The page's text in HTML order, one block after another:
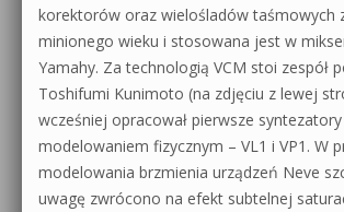
korektorów oraz wielośladów taśmowych
minionego wieku i stosowana jest w
Yamahy. Za technologią VCM stoi zespół
Toshifumi Kunimoto (na zdjęciu z lewej
wcześniej opracował pierwsze
modelowaniem fizycznym – VL1 i VP1. W
modelowania brzmienia urządzeń Neve
uwagę zwrócono na efekt subtelnej